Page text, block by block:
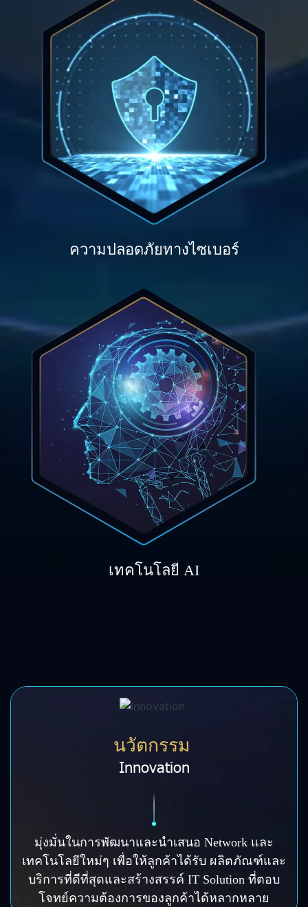
ความปลอดภัยทางไซเบอร์
เทคโนโลยี AI
นวัตกรรม
Innovation
มุ่งมั่นในการพัฒนาและนำเสนอ Network และ
เทคโนโลยีใหม่ๆ เพื่อให้ลูกค้าได้รับ ผลิตภัณฑ์และ
บริการที่ดีที่สุดและสร้างสรรค์ IT Solution ที่ตอบ
โจทย์ความต้องการของลูกค้าได้หลากหลาย